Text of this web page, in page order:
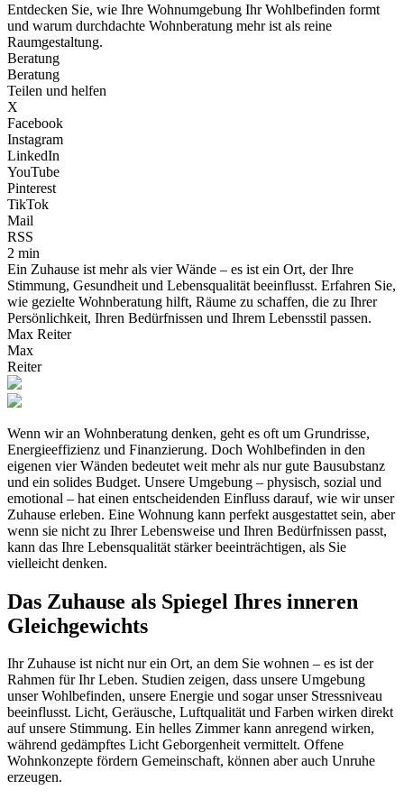
Entdecken Sie, wie Ihre Wohnumgebung Ihr Wohlbefinden formt
und warum durchdachte Wohnberatung mehr ist als reine
Raumgestaltung.
Beratung
Beratung
Teilen und helfen
X
Facebook
Instagram
LinkedIn
YouTube
Pinterest
TikTok
Mail
RSS
2 min
Ein Zuhause ist mehr als vier Wände – es ist ein Ort, der Ihre
Stimmung, Gesundheit und Lebensqualität beeinflusst. Erfahren Sie,
wie gezielte Wohnberatung hilft, Räume zu schaffen, die zu Ihrer
Persönlichkeit, Ihren Bedürfnissen und Ihrem Lebensstil passen.
Max Reiter
Max
Reiter
Wenn wir an Wohnberatung denken, geht es oft um Grundrisse,
Energieeffizienz und Finanzierung. Doch Wohlbefinden in den
eigenen vier Wänden bedeutet weit mehr als nur gute Bausubstanz
und ein solides Budget. Unsere Umgebung – physisch, sozial und
emotional – hat einen entscheidenden Einfluss darauf, wie wir unser
Zuhause erleben. Eine Wohnung kann perfekt ausgestattet sein, aber
wenn sie nicht zu Ihrer Lebensweise und Ihren Bedürfnissen passt,
kann das Ihre Lebensqualität stärker beeinträchtigen, als Sie
vielleicht denken.
Das Zuhause als Spiegel Ihres inneren
Gleichgewichts
Ihr Zuhause ist nicht nur ein Ort, an dem Sie wohnen – es ist der
Rahmen für Ihr Leben. Studien zeigen, dass unsere Umgebung
unser Wohlbefinden, unsere Energie und sogar unser Stressniveau
beeinflusst. Licht, Geräusche, Luftqualität und Farben wirken direkt
auf unsere Stimmung. Ein helles Zimmer kann anregend wirken,
während gedämpftes Licht Geborgenheit vermittelt. Offene
Wohnkonzepte fördern Gemeinschaft, können aber auch Unruhe
erzeugen.